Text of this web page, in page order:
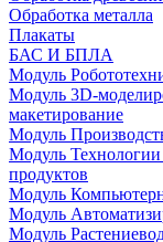
Обработка металла
Плакаты
БАС И БПЛА
Модуль
Модуль 3D-
макетирование
Модуль
Модуль
продуктов
Модуль
Модуль
Модуль